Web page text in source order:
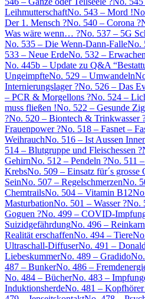
LeihmutterschaftNo. 543 – Mord !
Der 1. Mensch ?No. 540 – Corona ?
Was wäre wenn… ?No. 537 – 5G
No. 535 – Die Wenn-Dann-FalleNo.
533 – Neue ErdeNo. 532 –
No. 445b – Update zu Q&A
UngeimpfteNo. 529 – Umwandeln
Internierungslager ?No. 526 – Das
– PCR & Morgellons ?No. 524 –
muss fließen !No. 522 – Gesunde
?No. 520 – Biontech & Trinkwasser
Frauenpower ?No. 518 – Fasnet –
WeihrauchNo. 516 – Ist Aussen
514 – Blutgruppe und Fleischessen ?
GehirnNo. 512 – Pendeln ?No. 511
KrebsNo. 509 – Einsatz für´s grosse
SeinNo. 507 – RegelschmerzenNo.
ChemtrailsNo. 504 – Vitamin B12
MasturbationNo. 501 – Wasser ?No.
Goguen ?No. 499 – COVID-
SuizidgefährdungNo. 496 –
Realität erschaffenNo. 494 – Tiere
Ultraschall-DiffuserNo. 491 –
LiebeskummerNo. 489 – Gradido
487 – BunkerNo. 486 –
No. 484 – BücherNo. 483 –
InduktionsherdeNo. 481 – Kopfhörer